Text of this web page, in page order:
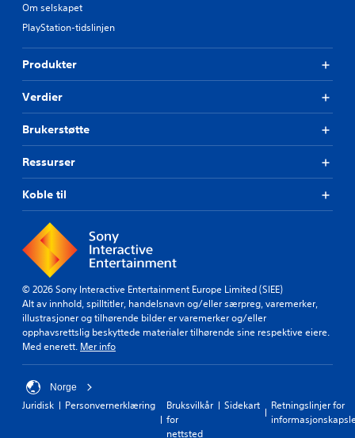
Om selskapet
PlayStation-tidslinjen
Produkter
Verdier
Brukerstøtte
Ressurser
Koble til
© 2026 Sony Interactive Entertainment Europe Limited (SIEE)
Alt av innhold, spilltitler, handelsnavn og/eller særpreg, varemerker,
illustrasjoner og tilhørende bilder er varemerker og/eller
opphavsrettslig beskyttede materialer tilhørende sine respektive eiere.
Med enerett. Mer info
Norge
Juridisk Personvernerklæring
Bruksvilkår
for
nettsted
Sidekart
Retningslinjer for